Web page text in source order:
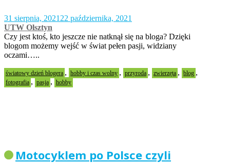
31 sierpnia, 2021 22 października, 2021
UTW Olsztyn
Czy jest ktoś, kto jeszcze nie natknął się na bloga? Dzięki
blogom możemy wejść w świat pełen pasji, widziany
oczami…..
światowy dzień blogera , hobby i czas wolny , przyroda , zwierzęta , blog ,
fotografia , pasja , hobby
Motocyklem po Polsce czyli